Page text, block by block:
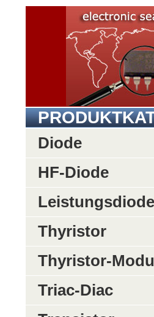
Diode
HF-Diode
Leistungsdiode
Thyristor
Thyristor-
Triac-Diac